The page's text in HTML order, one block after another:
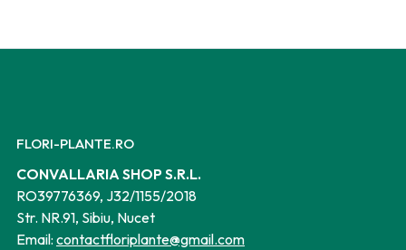
FLORI-PLANTE.RO
CONVALLARIA SHOP S.R.L.
RO39776369, J32/1155/2018
Str. NR.91, Sibiu, Nucet
Email: contactfloriplante@gmail.com